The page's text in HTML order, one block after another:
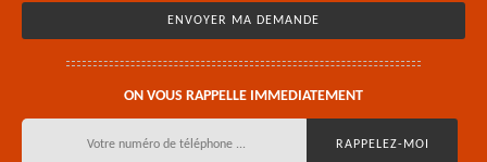
ON VOUS RAPPELLE IMMEDIATEMENT